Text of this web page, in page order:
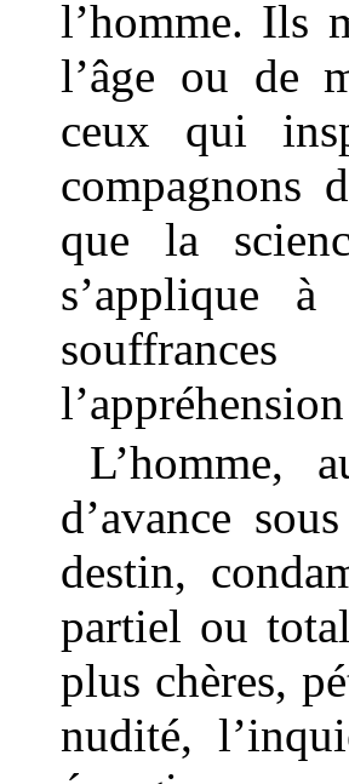
l’homme. Ils
l’âge ou de
ceux qui
compagnons
que la
s’applique
L’homme,
d’avance
destin,
partiel ou
plus chères,
nudité,